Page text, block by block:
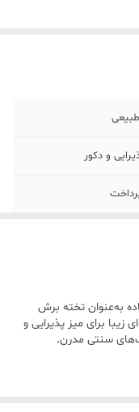
و دکور
حدود ۳۰تا 24 سانتی‌متر • ضخامت: حدود 1.5
به‌عنوان تخته برش
برای میز پذیرایی و
سنتی مدرن.